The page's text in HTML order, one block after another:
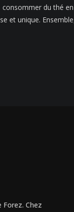
consommer du thé en
et unique.
Forez. Chez